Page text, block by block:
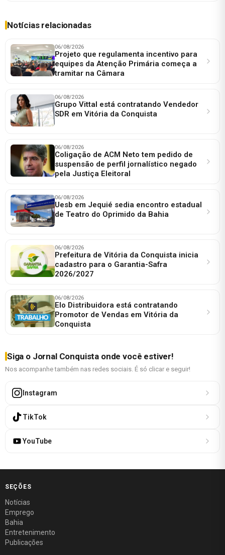
Notícias relacionadas
06/08/2026
Projeto que regulamenta incentivo para
equipes da Atenção Primária começa a
tramitar na Câmara
06/08/2026
Grupo Vittal está contratando Vendedor
SDR em Vitória da Conquista
06/08/2026
Coligação de ACM Neto tem pedido de
suspensão de perfil jornalístico negado
pela Justiça Eleitoral
06/08/2026
Uesb em Jequié sedia encontro estadual
de Teatro do Oprimido da Bahia
06/08/2026
Prefeitura de Vitória da Conquista inicia
cadastro para o Garantia-Safra
2026/2027
06/08/2026
Elo Distribuidora está contratando
Promotor de Vendas em Vitória da
Conquista
Siga o Jornal Conquista onde você estiver!
Nos acompanhe também nas redes sociais. É só clicar e seguir!
Instagram
TikTok
YouTube
SEÇÕES
Notícias
Emprego
Bahia
Entretenimento
Publicações